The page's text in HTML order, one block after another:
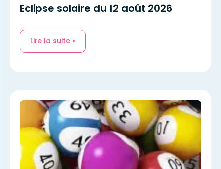
Eclipse solaire du 12 août 2026
Lire la suite »